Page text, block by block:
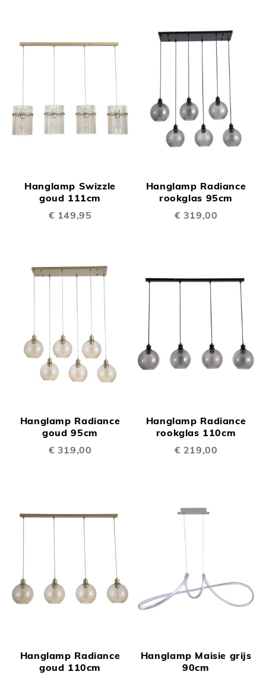
Hanglamp Swizzle
goud 111cm
€ 149,95
Hanglamp Radiance
rookglas 95cm
€ 319,00
Hanglamp Radiance
goud 95cm
€ 319,00
Hanglamp Radiance
rookglas 110cm
€ 219,00
Hanglamp Radiance
goud 110cm
Hanglamp Maisie grijs
90cm